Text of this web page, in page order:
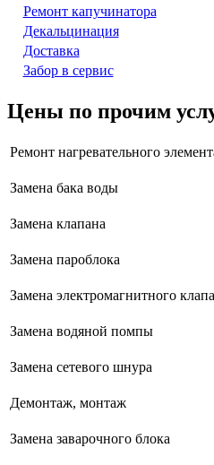
Ремонт капучинатора
Декальцинация
Доставка
Забор в сервис
Цены по прочим
Ремонт нагревательного
Замена бака воды
Замена клапана
Замена пароблока
Замена электромагнитного
Замена водяной помпы
Замена сетевого шнура
Демонтаж, монтаж
Замена заварочного блока